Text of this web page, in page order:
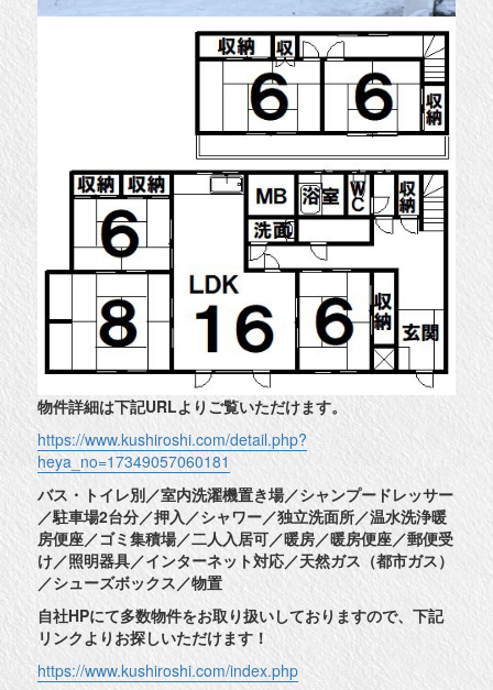
物件詳細は下記URLよりご覧いただけます。
https://www.kushiroshi.com/detail.php?
heya_no=17349057060181
バス・トイレ別／室内洗濯機置き場／シャンプードレッサー
／駐車場2台分／押入／シャワー／独立洗面所／温水洗浄暖
房便座／ゴミ集積場／二人入居可／暖房／暖房便座／郵便受
け／照明器具／インターネット対応／天然ガス（都市ガス）
／シューズボックス／物置
自社HPにて多数物件をお取り扱いしておりますので、下記
リンクよりお探しいただけます！
https://www.kushiroshi.com/index.php